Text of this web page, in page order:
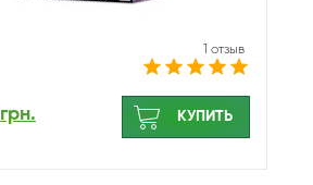
1 отзыв
грн. КУПИТЬ